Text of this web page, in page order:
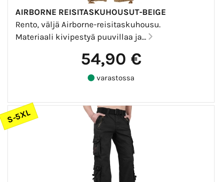
AIRBORNE REISITASKUHOUSUT-BEIGE
Rento, väljä Airborne-reisitaskuhousu.
Materiaali kivipestyä puuvillaa ja...
54,90 €
varastossa
S-5XL